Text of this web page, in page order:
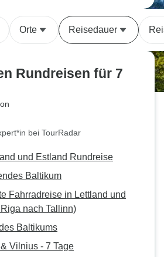
Orte Reisedauer
Rundreisen für 7
bei TourRadar
und Estland Rundreise
Baltikum
Fahrradreise in Lettland und
nach Tallinn)
Baltikums
Vilnius - 7 Tage